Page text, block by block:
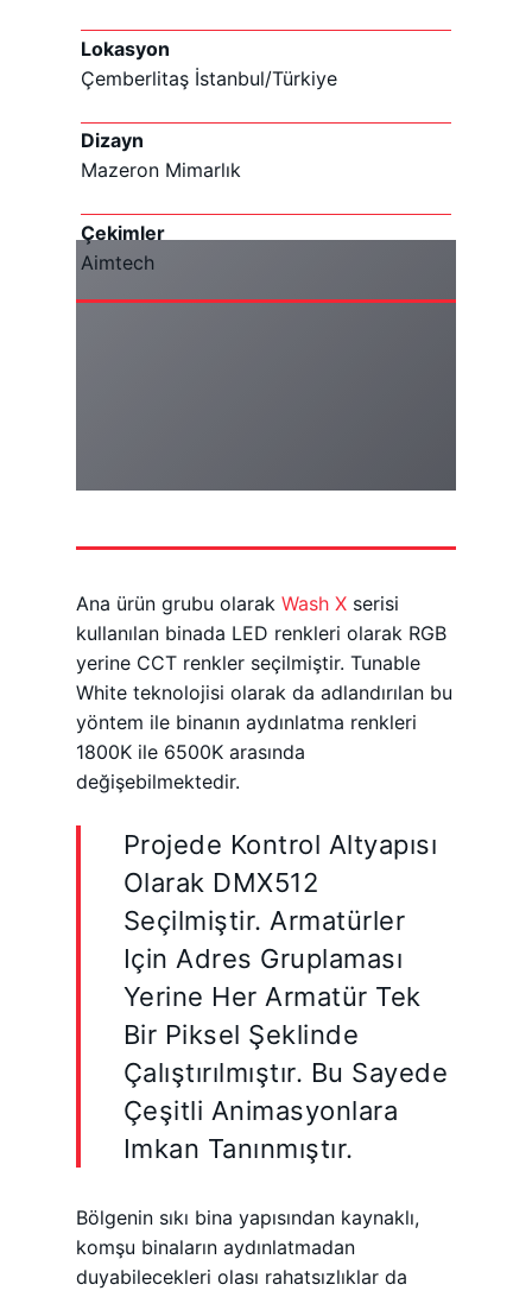
Lokasyon
Çemberlitaş İstanbul/Türkiye
Dizayn
Mazeron Mimarlık
Çekimler
Aimtech
Ana ürün grubu olarak Wash X serisi
kullanılan binada LED renkleri olarak RGB
yerine CCT renkler seçilmiştir. Tunable
White teknolojisi olarak da adlandırılan bu
yöntem ile binanın aydınlatma renkleri
1800K ile 6500K arasında
değişebilmektedir.
Projede Kontrol Altyapısı
Olarak DMX512
Seçilmiştir. Armatürler
Için Adres Gruplaması
Yerine Her Armatür Tek
Bir Piksel Şeklinde
Çalıştırılmıştır. Bu Sayede
Çeşitli Animasyonlara
Imkan Tanınmıştır.
Bölgenin sıkı bina yapısından kaynaklı,
komşu binaların aydınlatmadan
duyabilecekleri olası rahatsızlıklar da